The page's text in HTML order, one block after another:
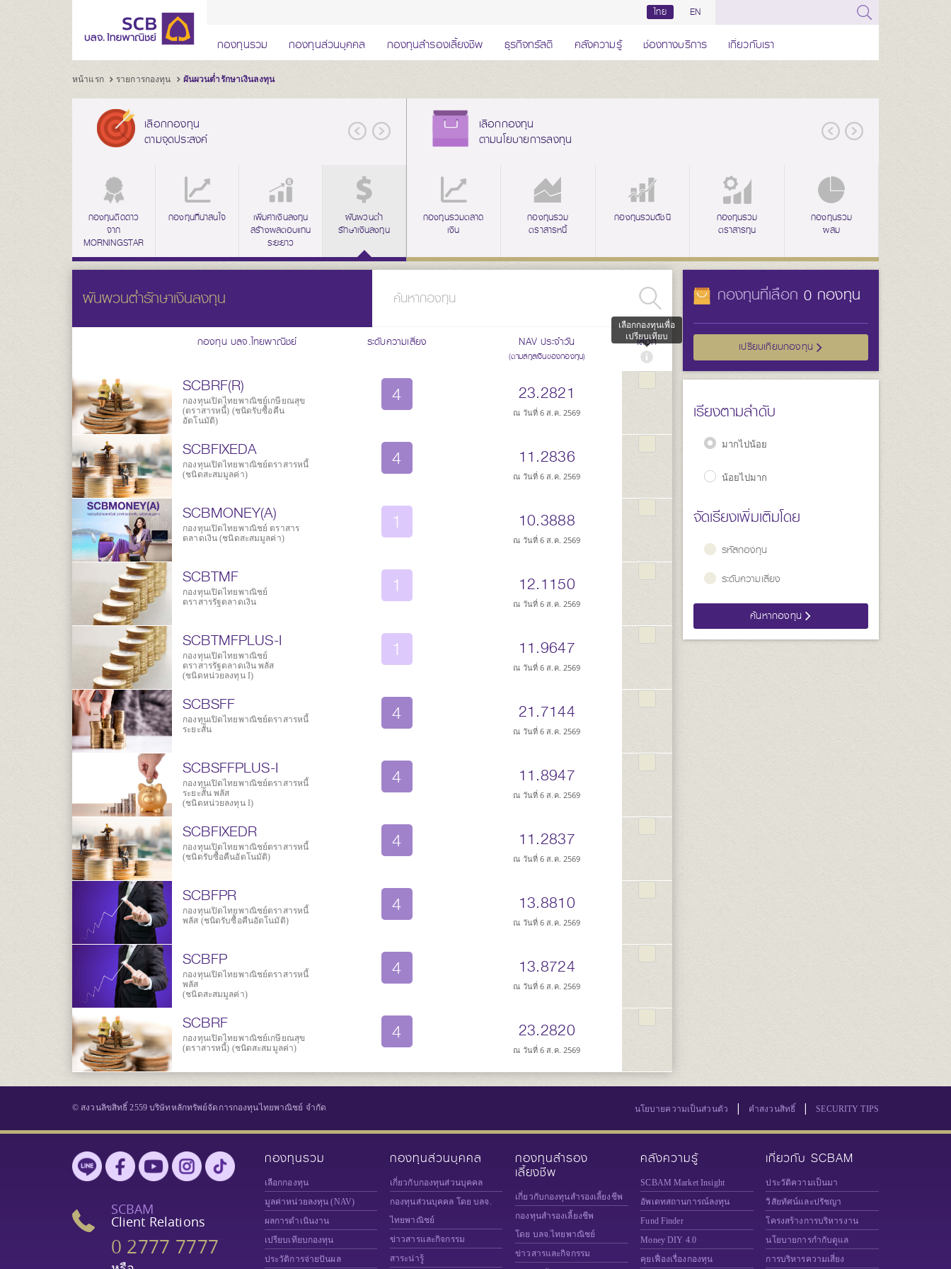
ไทย EN
กองทุนรวม กองทุนส่วนบุคคล กองทุนสำรองเลี้ยงชีพ ธุรกิจทรัสตี คลังความรู้ ช่องทางบริการ เกี่ยวกับเรา
หน้าแรก รายการกองทุน ผันผวนต่ำรักษาเงินลงทุน
เลือกกองทุน
ตามจุดประสงค์
กองทุนติดดาว
จาก
MORNINGSTAR
กองทุนที่น่าสนใจ
เพิ่มค่าเงินลงทุน
สร้างผลตอบแทน
ระยะยาว
ผันผวนต่ำ
รักษาเงินลงทุน
กระจายการลงทุน
หลายสินทรัพย์
รับเงินปันผล
รับเงินคืนระหว่าง
ลดหย่อนภาษี
ลดหย่อนภาษี
เลือกกองทุน
ตามนโยบายการลงทุน
กองทุนรวมตลาด
เงิน
กองทุนรวม
ตราสารหนี้
กองทุนรวมดัชนี
กองทุนรวม
ตราสารทุน
กองทุนรวม
ผสม
ผันผวนต่ำรักษาเงินลงทุน
กองทุน บลจ.ไทยพาณิชย์ ระดับความเสี่ยง NAV ประจำวัน
(ตามสกุลเงินของกองทุน)
เลือกกองทุนเพื่อ
เปรียบเทียบ
เลือก
SCBRF(R)
กองทุนเปิดไทยพาณิชย์เกษียณสุข
(ตราสารหนี้) (ชนิดรับซื้อคืน
อัตโนมัติ)
4 23.2821
ณ วันที่ 6 ส.ค. 2569
SCBFIXEDA
กองทุนเปิดไทยพาณิชย์ตราสารหนี้
(ชนิดสะสมมูลค่า)
4 11.2836
ณ วันที่ 6 ส.ค. 2569
SCBMONEY(A)
กองทุนเปิดไทยพาณิชย์ ตราสาร
ตลาดเงิน (ชนิดสะสมมูลค่า)
1 10.3888
ณ วันที่ 6 ส.ค. 2569
SCBTMF
กองทุนเปิดไทยพาณิชย์
ตราสารรัฐตลาดเงิน
1 12.1150
ณ วันที่ 6 ส.ค. 2569
SCBTMFPLUS-I
กองทุนเปิดไทยพาณิชย์
ตราสารรัฐตลาดเงิน พลัส
(ชนิดหน่วยลงทุน I)
1 11.9647
ณ วันที่ 6 ส.ค. 2569
SCBSFF
กองทุนเปิดไทยพาณิชย์ตราสารหนี้
ระยะสั้น
4 21.7144
ณ วันที่ 6 ส.ค. 2569
SCBSFFPLUS-I
กองทุนเปิดไทยพาณิชย์ตราสารหนี้
ระยะสั้น พลัส
(ชนิดหน่วยลงทุน I)
4 11.8947
ณ วันที่ 6 ส.ค. 2569
SCBFIXEDR
กองทุนเปิดไทยพาณิชย์ตราสารหนี้
(ชนิดรับซื้อคืนอัตโนมัติ)
4 11.2837
ณ วันที่ 6 ส.ค. 2569
SCBFPR
กองทุนเปิดไทยพาณิชย์ตราสารหนี้
พลัส (ชนิดรับซื้อคืนอัตโนมัติ)
4 13.8810
ณ วันที่ 6 ส.ค. 2569
SCBFP
กองทุนเปิดไทยพาณิชย์ตราสารหนี้
พลัส
(ชนิดสะสมมูลค่า)
4 13.8724
ณ วันที่ 6 ส.ค. 2569
SCBRF
กองทุนเปิดไทยพาณิชย์เกษียณสุข
(ตราสารหนี้) (ชนิดสะสมมูลค่า)
4 23.2820
ณ วันที่ 6 ส.ค. 2569
กองทุนที่เลือก 0 กองทุน
เปรียบเทียบกองทุน
เรียงตามลำดับ
มากไปน้อย
น้อยไปมาก
จัดเรียงเพิ่มเติมโดย
รหัสกองทุน
ระดับความเสี่ยง
ค้นหากองทุน
© สงวนลิขสิทธิ์ 2559 บริษัทหลักทรัพย์จัดการกองทุนไทยพาณิชย์ จำกัด นโยบายความเป็นส่วนตัว | คำสงวนสิทธิ์ | SECURITY TIPS
SCBAM
Client Relations
0 2777 7777
กองทุนรวม
เลือกกองทุน
มูลค่าหน่วยลงทุน (NAV)
ผลการดำเนินงาน
เปรียบเทียบกองทุน
ประวัติการจ่ายปันผล
กองทุนส่วนบุคคล
เกี่ยวกับกองทุนส่วนบุคคล
กองทุนส่วนบุคคล โดย บลจ.
ไทยพาณิชย์
ข่าวสารและกิจกรรม
สาระน่ารู้
กองทุนสำรอง
เลี้ยงชีพ
เกี่ยวกับกองทุนสำรองเลี้ยงชีพ
กองทุนสำรองเลี้ยงชีพ
โดย บลจ.ไทยพาณิชย์
ข่าวสารและกิจกรรม
คลังความรู้
SCBAM Market Insight
อัพเดทสถานการณ์ลงทุน
Fund Finder
Money DIY 4.0
คุยเฟื่องเรื่องกองทุน
เกี่ยวกับ SCBAM
ประวัติความเป็นมา
วิสัยทัศน์และปรัชญา
โครงสร้างการบริหารงาน
นโยบายการกำกับดูแล
การบริหารความเสี่ยง